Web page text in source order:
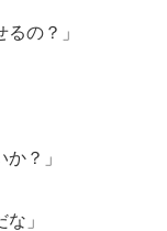
の？」
？」
」